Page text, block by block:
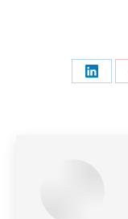
Share